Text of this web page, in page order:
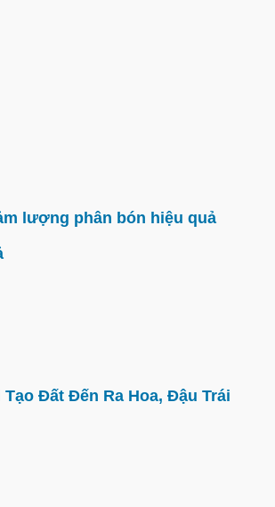
lượng phân bón hiệu quả
Đất Đến Ra Hoa, Đậu Trái